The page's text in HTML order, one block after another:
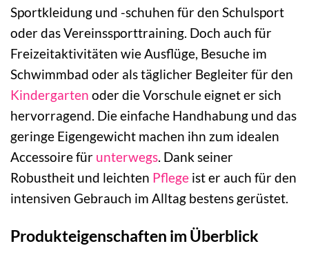
Sportkleidung und -schuhen für den Schulsport
oder das Vereinssporttraining. Doch auch für
Freizeitaktivitäten wie Ausflüge, Besuche im
Schwimmbad oder als täglicher Begleiter für den
Kindergarten oder die Vorschule eignet er sich
hervorragend. Die einfache Handhabung und das
geringe Eigengewicht machen ihn zum idealen
Accessoire für unterwegs. Dank seiner
Robustheit und leichten Pflege ist er auch für den
intensiven Gebrauch im Alltag bestens gerüstet.
Produkteigenschaften im Überblick